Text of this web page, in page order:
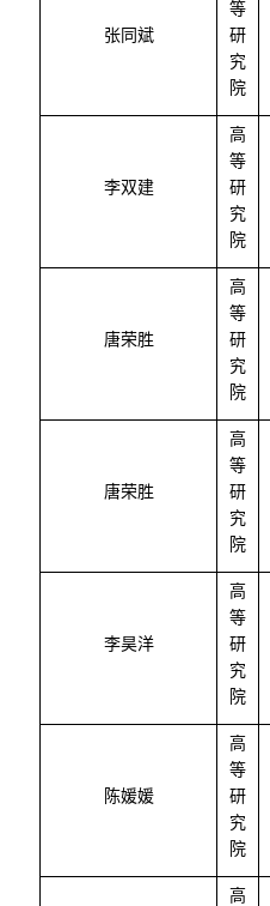
张同斌
等
研
究
院
李双建
高
等
研
究
院
唐荣胜
高
等
研
究
院
唐荣胜
高
等
研
究
院
李昊洋
高
等
研
究
院
陈媛媛
高
等
研
究
院
高